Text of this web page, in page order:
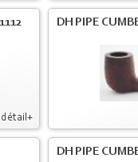
détail+
DH PIPE
DH PIPE